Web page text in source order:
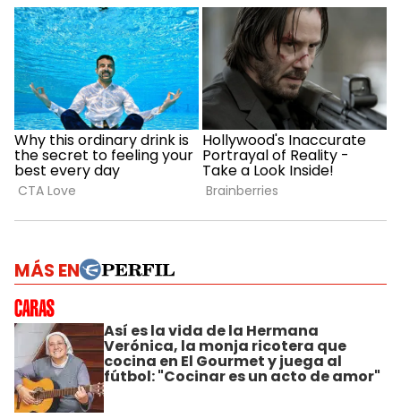
MÁS EN
Así es la vida de la Hermana
Verónica, la monja ricotera que
cocina en El Gourmet y juega al
fútbol: "Cocinar es un acto de amor"